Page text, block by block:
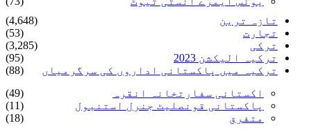
تازہ ترین
(4,648)
تجارت
(53)
ترکی
(3,285)
ترکیہ الیکشن 2023
(95)
ترکیہ میں پاکستانی اداروں کی سرگرمیاں
(88)
اکستانی سفارتخانہ انقرہ
(49)
پاکستانی قونصلیٹ جنرل استنبول
(11)
متفرق
(18)